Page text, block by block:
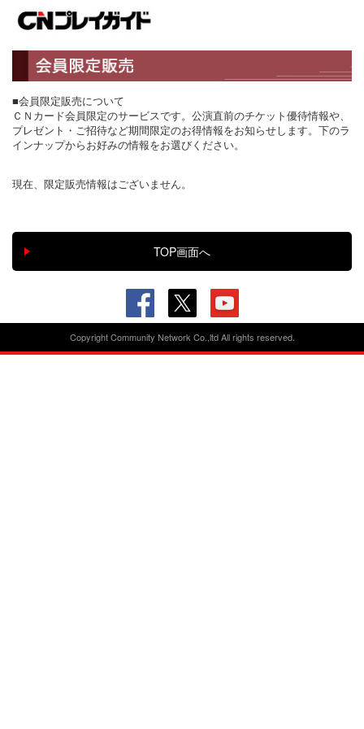
■会員限定販売について
ＣＮカード会員限定のサービスです。公演直前のチケット優待情報や、
プレゼント・ご招待など期間限定のお得情報をお知らせします。下のラ
インナップからお好みの情報をお選びください。
現在、限定販売情報はございません。
Copyright Community Network Co.,ltd All rights reserved.